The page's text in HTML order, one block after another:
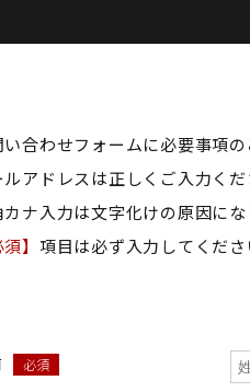
い合わせフォームに必要事項
ルアドレスは正しくご入力く
カナ入力は文字化けの原因に
須】 項目は必ず入力してくださ